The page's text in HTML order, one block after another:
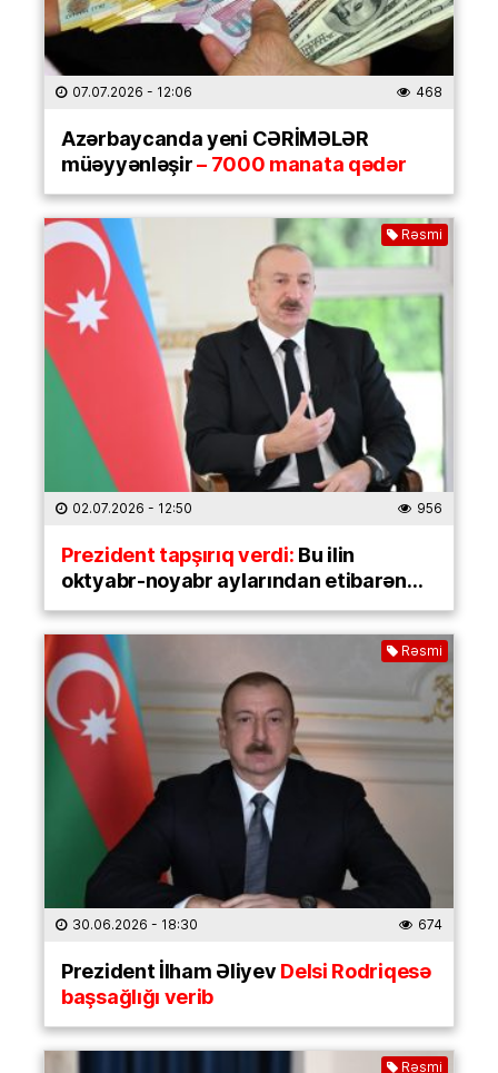
07.07.2026 - 12:06 468
Azərbaycanda yeni CƏRİMƏLƏR
müəyyənləşir– 7000 manata qədər
Rəsmi
02.07.2026 - 12:50 956
Prezident tapşırıq verdi:Bu ilin
oktyabr-noyabr aylarından etibarən…
Rəsmi
30.06.2026 - 18:30 674
Prezident İlham ƏliyevDelsi Rodriqesə
başsağlığı verib
Rəsmi